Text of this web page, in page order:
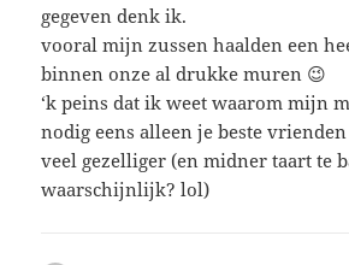
gegeven denk ik.
vooral mijn zussen haalden een
binnen onze al drukke muren 😉
‘k peins dat ik weet waarom mijn
nodig eens alleen je beste
veel gezelliger (en midner taart te
waarschijnlijk? lol)